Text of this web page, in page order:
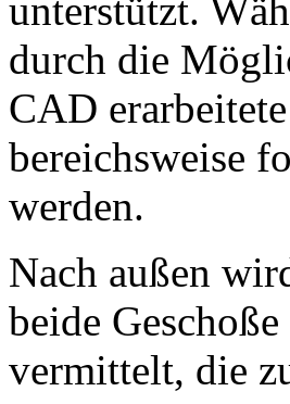
unterstützt.
durch die
CAD
bereichsweise
werden.
Nach außen
beide
vermittelt, die